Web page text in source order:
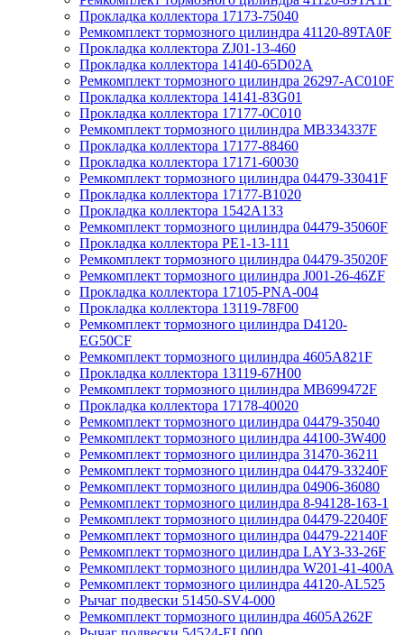
Прокладка коллектора 17173-75040
Ремкомплект тормозного цилиндра 41120-89TA0F
Прокладка коллектора ZJ01-13-460
Прокладка коллектора 14140-65D02A
Ремкомплект тормозного цилиндра 26297-AC010F
Прокладка коллектора 14141-83G01
Прокладка коллектора 17177-0C010
Ремкомплект тормозного цилиндра MB334337F
Прокладка коллектора 17177-88460
Прокладка коллектора 17171-60030
Ремкомплект тормозного цилиндра 04479-33041F
Прокладка коллектора 17177-B1020
Прокладка коллектора 1542A133
Ремкомплект тормозного цилиндра 04479-35060F
Прокладка коллектора PE1-13-111
Ремкомплект тормозного цилиндра 04479-35020F
Ремкомплект тормозного цилиндра J001-26-46ZF
Прокладка коллектора 17105-PNA-004
Прокладка коллектора 13119-78F00
Ремкомплект тормозного цилиндра D4120-
EG50CF
Ремкомплект тормозного цилиндра 4605A821F
Прокладка коллектора 13119-67H00
Ремкомплект тормозного цилиндра MB699472F
Прокладка коллектора 17178-40020
Ремкомплект тормозного цилиндра 04479-35040
Ремкомплект тормозного цилиндра 44100-3W400
Ремкомплект тормозного цилиндра 31470-36211
Ремкомплект тормозного цилиндра 04479-33240F
Ремкомплект тормозного цилиндра 04906-36080
Ремкомплект тормозного цилиндра 8-94128-163-1
Ремкомплект тормозного цилиндра 04479-22040F
Ремкомплект тормозного цилиндра 04479-22140F
Ремкомплект тормозного цилиндра LAY3-33-26F
Ремкомплект тормозного цилиндра W201-41-400A
Ремкомплект тормозного цилиндра 44120-AL525
Рычаг подвески 51450-SV4-000
Ремкомплект тормозного цилиндра 4605A262F